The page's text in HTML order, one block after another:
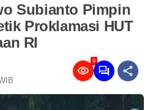
Subianto Pimpin
Proklamasi HUT
RI
9